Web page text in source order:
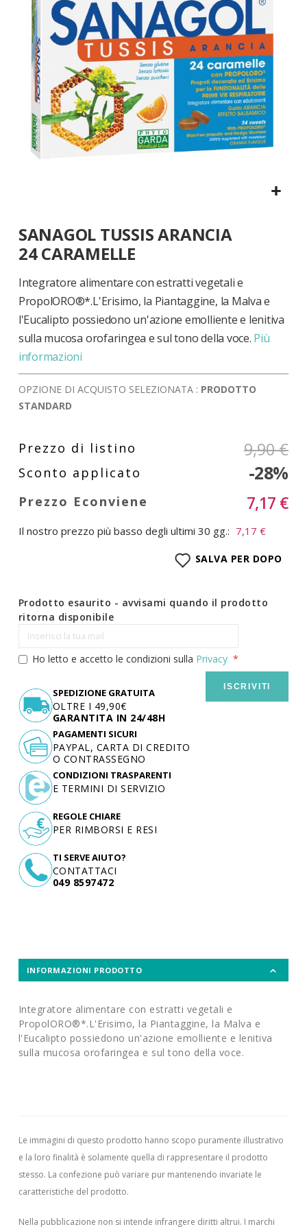
immagini
all'inizio
della
galleria
di
immagini
SANAGOL TUSSIS ARANCIA
24 CARAMELLE
Integratore alimentare con estratti vegetali e
PropolORO®*.L'Erisimo, la Piantaggine, la Malva e
l'Eucalipto possiedono un'azione emolliente e lenitiva
sulla mucosa orofaringea e sul tono della voce. Più
informazioni
OPZIONE DI ACQUISTO SELEZIONATA : PRODOTTO
STANDARD
9,90 €
-28%
7,17 €
Il nostro prezzo più basso degli ultimi 30 gg.: 7,17 €
SALVA PER DOPO
Prodotto esaurito - avvisami quando il prodotto
ritorna disponibile
Ho letto e accetto le condizioni sulla Privacy
ISCRIVITI
SPEDIZIONE GRATUITA
OLTRE I 49,90€
GARANTITA IN 24/48H
TI SERVE AIUTO?
CONTATTACI
049 8597472
PAGAMENTI SICURI
PAYPAL, CARTA DI CREDITO
O CONTRASSEGNO
CONDIZIONI TRASPARENTI
E TERMINI DI SERVIZIO
REGOLE CHIARE
PER RIMBORSI E RESI
INFORMAZIONI PRODOTTO
Integratore alimentare con estratti vegetali e
PropolORO®*.L'Erisimo, la Piantaggine, la Malva e
l'Eucalipto possiedono un'azione emolliente e lenitiva
sulla mucosa orofaringea e sul tono della voce.
Le immagini di questo prodotto hanno scopo puramente illustrativo
e la loro finalità è solamente quella di rappresentare il prodotto
stesso. La confezione può variare pur mantenendo invariate le
caratteristiche del prodotto.
Nella pubblicazione non si intende infrangere diritti altrui. I marchi